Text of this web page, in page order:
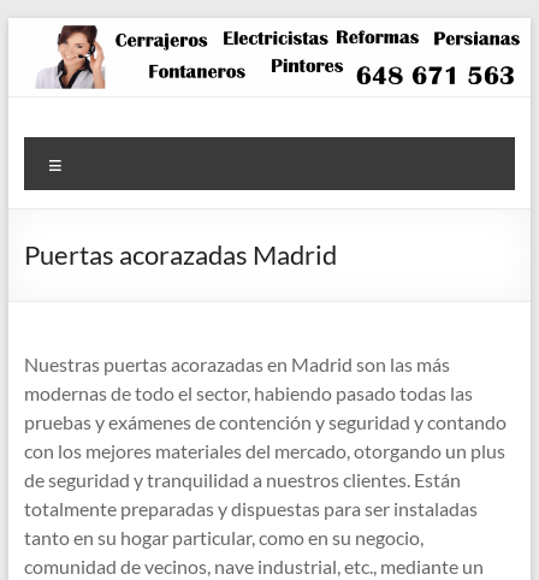
contenido
Puertas acorazadas Madrid
Nuestras puertas acorazadas en Madrid son las más
modernas de todo el sector, habiendo pasado todas las
pruebas y exámenes de contención y seguridad y contando
con los mejores materiales del mercado, otorgando un plus
de seguridad y tranquilidad a nuestros clientes. Están
totalmente preparadas y dispuestas para ser instaladas
tanto en su hogar particular, como en su negocio,
comunidad de vecinos, nave industrial, etc., mediante un